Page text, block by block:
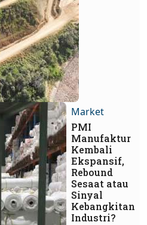
Market
PMI
Manufaktur
Kembali
Ekspansif,
Rebound
Sesaat atau
Sinyal
Kebangkitan
Industri?